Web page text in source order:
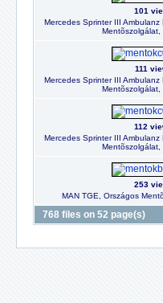
101
Mercedes Sprinter III
Mentõszolgálat,
111
Mercedes Sprinter III
Mentõszolgálat,
112
Mercedes Sprinter III
Mentõszolgálat,
253
MAN TGE, Országos
768 files on 52 page(s)